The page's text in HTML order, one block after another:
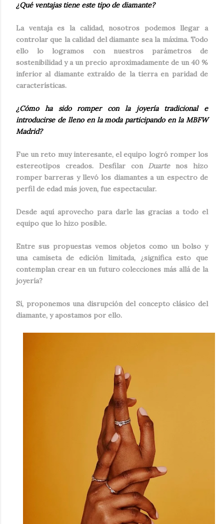
¿Qué ventajas tiene este tipo de diamante?
La ventaja es la calidad, nosotros podemos llegar a
controlar que la calidad del diamante sea la máxima. Todo
ello lo logramos con nuestros parámetros de
sostenibilidad y a un precio aproximadamente de un 40 %
inferior al diamante extraído de la tierra en paridad de
características.
¿Cómo ha sido romper con la joyería tradicional e
introducirse de lleno en la moda participando en la MBFW
Madrid?
Fue un reto muy interesante, el equipo logró romper los
estereotipos creados. Desfilar con Duartenos hizo
romper barreras y llevó los diamantes a un espectro de
perfil de edad más joven, fue espectacular.
Desde aquí aprovecho para darle las gracias a todo el
equipo que lo hizo posible.
Entre sus propuestas vemos objetos como un bolso y
una camiseta de edición limitada, ¿significa esto que
contemplan crear en un futuro colecciones más allá de la
joyería?
Sí, proponemos una disrupción del concepto clásico del
diamante, y apostamos por ello.